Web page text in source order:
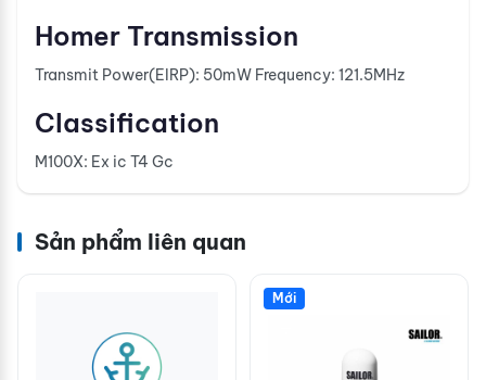
Homer Transmission
Transmit Power(EIRP): 50mW Frequency: 121.5MHz
Classification
M100X: Ex ic T4 Gc
Sản phẩm liên quan
Mới